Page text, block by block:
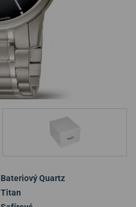
Bateriový Quartz
Titan